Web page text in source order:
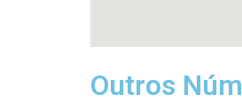
Outros